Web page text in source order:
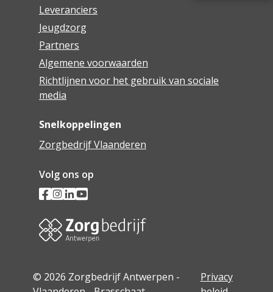
Leveranciers
Jeugdzorg
Partners
Algemene voorwaarden
Richtlijnen voor het gebruik van sociale
media
Snelkoppelingen
Zorgbedrijf Vlaanderen
Volg ons op
© 2026 Zorgbedrijf Antwerpen -
Privacy